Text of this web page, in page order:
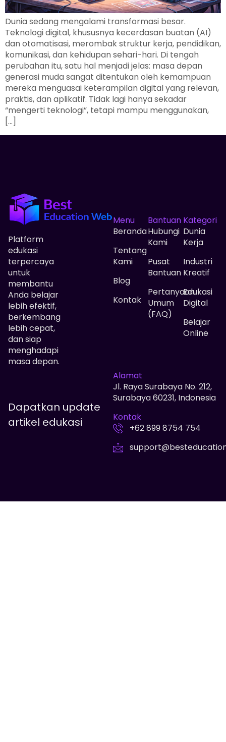
Dunia sedang mengalami transformasi besar.
Teknologi digital, khususnya kecerdasan buatan (AI)
dan otomatisasi, merombak struktur kerja, pendidikan,
komunikasi, dan kehidupan sehari-hari. Di tengah
perubahan itu, satu hal menjadi jelas: masa depan
generasi muda sangat ditentukan oleh kemampuan
mereka menguasai keterampilan digital yang relevan,
praktis, dan aplikatif. Tidak lagi hanya sekadar
“mengerti teknologi”, tetapi mampu menggunakan,
[…]
Platform
edukasi
terpercaya
untuk
membantu
Anda belajar
lebih efektif,
berkembang
lebih cepat,
dan siap
menghadapi
masa depan.
Dapatkan update
artikel edukasi
Menu
Beranda
Tentang
Kami
Blog
Kontak
Bantuan
Hubungi
Kami
Pusat
Bantuan
Pertanyaan
Umum
(FAQ)
Kategori
Dunia
Kerja
Industri
Kreatif
Edukasi
Digital
Belajar
Online
Alamat
Jl. Raya Surabaya No. 212,
Surabaya 60231, Indonesia
Kontak
+62 899 8754 754